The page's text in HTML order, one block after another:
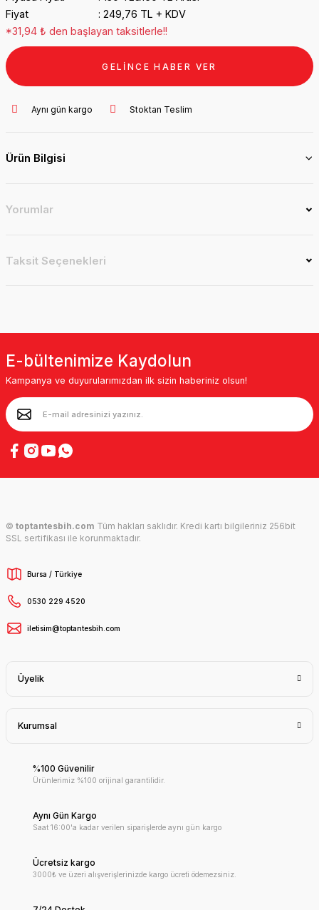
Fiyat
249,76 TL + KDV
*31,94 ₺ den başlayan taksitlerle!!
GELİNCE HABER VER
Aynı gün kargo Stoktan Teslim
Ürün Bilgisi
Yorumlar
Taksit Seçenekleri
E-bültenimize Kaydolun
Kampanya ve duyurularımızdan ilk sizin haberiniz olsun!
© toptantesbih.com Tüm hakları saklıdır. Kredi kartı bilgileriniz 256bit
SSL sertifikası ile korunmaktadır.
Bursa / Türkiye
0530 229 4520
iletisim@toptantesbih.com
Üyelik
Kurumsal
%100 Güvenilir
Ürünlerimiz %100 orijinal garantilidir.
Aynı Gün Kargo
Saat 16:00'a kadar verilen siparişlerde aynı gün kargo
Ücretsiz kargo
3000₺ ve üzeri alışverişlerinizde kargo ücreti ödemezsiniz.